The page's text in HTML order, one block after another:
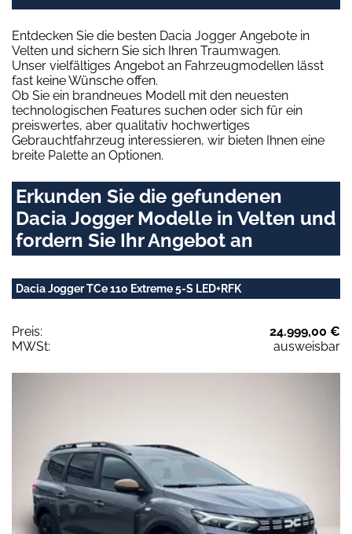
Entdecken Sie die besten Dacia Jogger Angebote in
Velten und sichern Sie sich Ihren Traumwagen.
Unser vielfältiges Angebot an Fahrzeugmodellen lässt
fast keine Wünsche offen.
Ob Sie ein brandneues Modell mit den neuesten
technologischen Features suchen oder sich für ein
preiswertes, aber qualitativ hochwertiges
Gebrauchtfahrzeug interessieren, wir bieten Ihnen eine
breite Palette an Optionen.
Erkunden Sie die gefundenen
Dacia Jogger Modelle in Velten und
fordern Sie Ihr Angebot an
Dacia Jogger TCe 110 Extreme 5-S LED+RFK
Preis:
24.999,00 €
MWSt:
ausweisbar